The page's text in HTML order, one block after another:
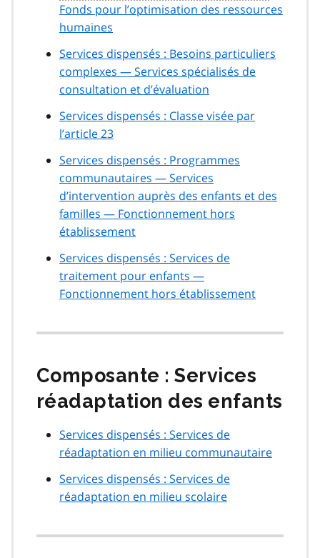
Fonds pour l’optimisation des ressources
humaines
Services dispensés : Besoins particuliers
complexes — Services spécialisés de
consultation et d’évaluation
Services dispensés : Classe visée par
l’article 23
Services dispensés : Programmes
communautaires — Services
d’intervention auprès des enfants et des
familles — Fonctionnement hors
établissement
Services dispensés : Services de
traitement pour enfants —
Fonctionnement hors établissement
Composante : Services
réadaptation des enfants
Services dispensés : Services de
réadaptation en milieu communautaire
Services dispensés : Services de
réadaptation en milieu scolaire